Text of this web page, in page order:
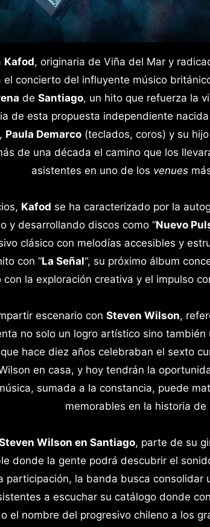
Kafod, originaria de Viña del Mar y
el concierto del influyente músico
deSantiago, un hito que refuerza la
de esta propuesta independiente
Paula Demarco (teclados, coros) y su
de una década el camino que los
asistentes en uno de los venues
Kafod se ha caracterizado por la
y desarrollando discos como “Nuevo
clásico con melodías accesibles y
con “La Señal“, su próximo álbum
con la exploración creativa y el impulso
escenario con Steven Wilson,
no solo un logro artístico sino
hace diez años celebraban el sexto
en casa, y hoy tendrán la
sumada a la constancia, puede
memorables en la historia de
Wilson en Santiago, parte de su
donde la gente podrá descubrir el
participación, la banda busca consolidar
a escuchar su catálogo donde
el nombre del progresivo chileno a los